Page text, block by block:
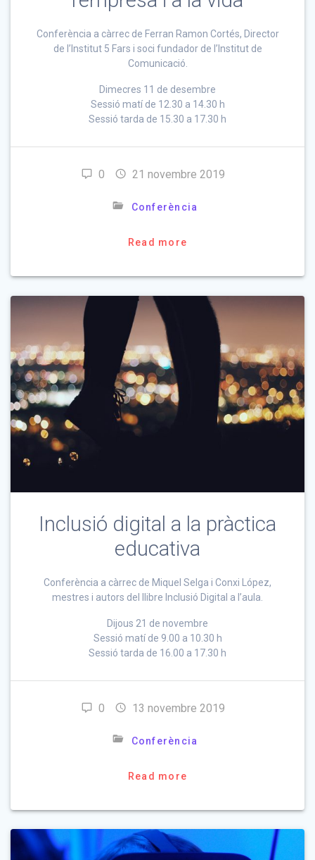
Conferència a càrrec de Ferran Ramon Cortés, Director
de l’Institut 5 Fars i soci fundador de l’Institut de
Comunicació.
Dimecres 11 de desembre
Sessió matí de 12.30 a 14.30 h
Sessió tarda de 15.30 a 17.30 h
0 21 novembre 2019
Conferència
Read more
Inclusió digital a la pràctica
educativa
Conferència a càrrec de Miquel Selga i Conxi López,
mestres i autors del llibre Inclusió Digital a l’aula.
Dijous 21 de novembre
Sessió matí de 9.00 a 10.30 h
Sessió tarda de 16.00 a 17.30 h
0 13 novembre 2019
Conferència
Read more